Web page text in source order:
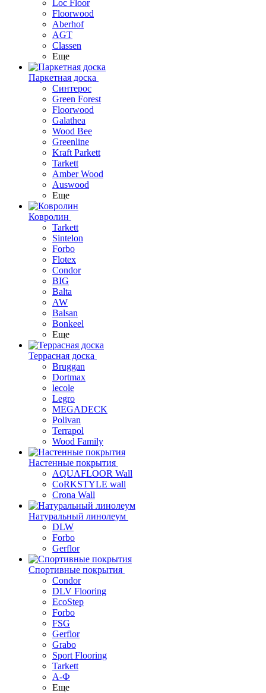
Loc Floor
Floorwood
Aberhof
AGT
Classen
Еще
Паркетная доска
Синтерос
Green Forest
Floorwood
Galathea
Wood Bee
Greenline
Kraft Parkett
Tarkett
Amber Wood
Auswood
Еще
Ковролин
Tarkett
Sintelon
Forbo
Flotex
Condor
BIG
Balta
AW
Balsan
Bonkeel
Еще
Террасная доска
Bruggan
Dortmax
lecole
Legro
MEGADECK
Polivan
Terrapol
Wood Family
Настенные покрытия
AQUAFLOOR Wall
CoRKSTYLE wall
Crona Wall
Натуральный линолеум
DLW
Forbo
Gerflor
Спортивные покрытия
Condor
DLV Flooring
EcoStep
Forbo
FSG
Gerflor
Grabo
Sport Flooring
Tarkett
А-Ф
Еще